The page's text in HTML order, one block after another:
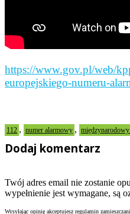
https://www.gov.pl/web/
europejskiego-numeru-
112 , numer alarmowy ,
Dodaj komentarz
Twój adres email nie zostanie
wypełnienie jest wymagane, są
Wysyłając opinię akceptujesz regulamin